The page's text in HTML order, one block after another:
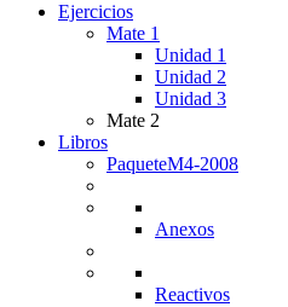
Ejercicios
Mate 1
Unidad 1
Unidad 2
Unidad 3
Mate 2
Libros
PaqueteM4-2008
Anexos
Reactivos